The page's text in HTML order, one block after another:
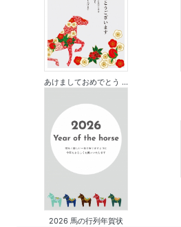
あけましておめでとう ...
2026 馬の行列年賀状